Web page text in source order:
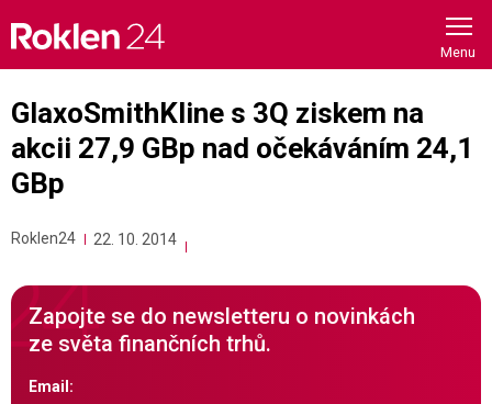
content
GlaxoSmithKline s 3Q ziskem na
akcii 27,9 GBp nad očekáváním 24,1
GBp
Roklen24 22. 10. 2014
Zapojte se do newsletteru o novinkách
ze světa finančních trhů.
Email: